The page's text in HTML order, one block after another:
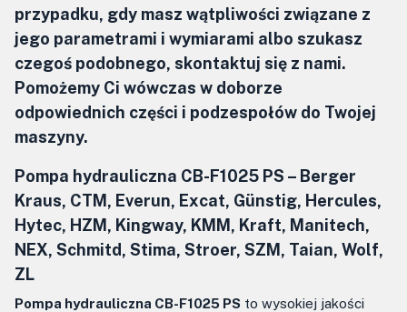
przypadku, gdy masz wątpliwości związane z
jego parametrami i wymiarami albo szukasz
czegoś podobnego, skontaktuj się z nami.
Pomożemy Ci wówczas w doborze
odpowiednich części i podzespołów do Twojej
maszyny.
Pompa hydrauliczna CB-F1025 PS – Berger
Kraus, CTM, Everun, Excat, Günstig, Hercules,
Hytec, HZM, Kingway, KMM, Kraft, Manitech,
NEX, Schmitd, Stima, Stroer, SZM, Taian, Wolf,
ZL
Pompa hydrauliczna CB-F1025 PS to wysokiej jakości